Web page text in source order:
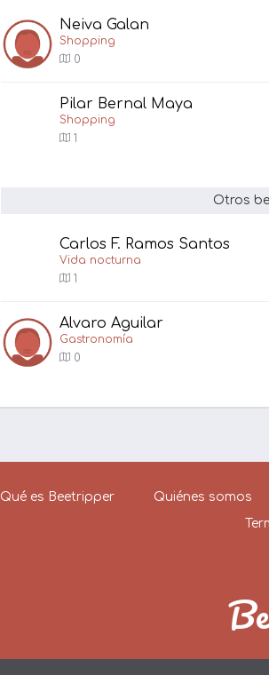
Neiva Galan
Shopping
0
Pilar Bernal Maya
Shopping
1
Otros
Carlos F. Ramos Santos
Vida nocturna
1
Alvaro Aguilar
Gastronomía
0
Qué es Beetripper
Quiénes somos